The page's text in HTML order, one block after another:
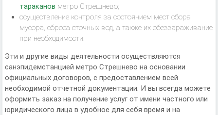
тараканов метро Стрешнево;
осуществление контроля за состоянием мест сбора
мусора, сброса сточных вод, а также их обеззараживание
при необходимости.
Эти и другие виды деятельности осуществляются
санэпидемстанцией метро Стрешнево на основании
официальных договоров, с предоставлением всей
необходимой отчетной документации. И вы всегда можете
оформить заказ на получение услуг от имени частного или
юридического лица в удобное для себя время и на